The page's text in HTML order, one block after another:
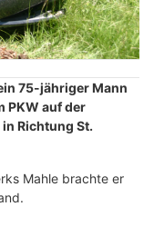
75-jähriger Mann
PKW auf der
Richtung St.
Mahle brachte er